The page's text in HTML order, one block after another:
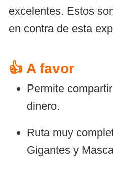
excelentes. Estos
en contra de esta
👍 A favor
Permite
dinero.
Ruta muy
Gigantes y